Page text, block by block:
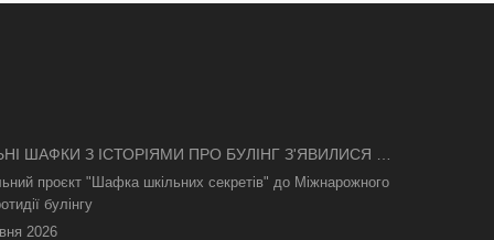
ШАФКИ З ІСТОРІЯМИ ПРО БУЛІНГ З'ЯВИЛИСЯ В
проєкт "Шафка шкільних секретів" до Міжнарожного
булінгу
2026